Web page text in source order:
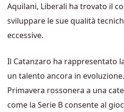
Aquilani, Liberali ha trovato il
sviluppare le sue qualità
eccessive.
Il Catanzaro ha rappresentato
un talento ancora in
Primavera rossonera a una
come la Serie B consente al